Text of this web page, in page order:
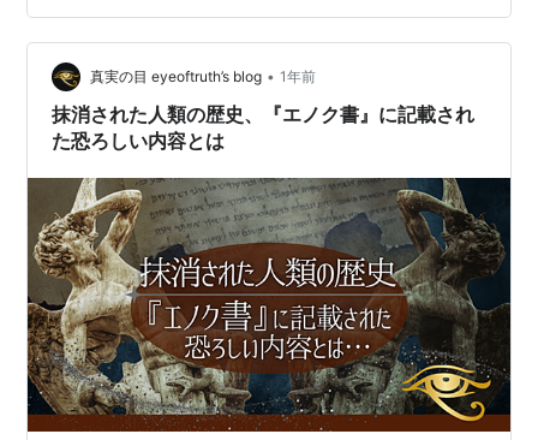
butterflyandtea.com butterflyandtea.com 1. カリスマ性
と自己同一化の危うさ 「私はクレオパト…
真実の目 eyeoftruth’s blog • 1年前
抹消された人類の歴史、『エノク書』に記載され
た恐ろしい内容とは